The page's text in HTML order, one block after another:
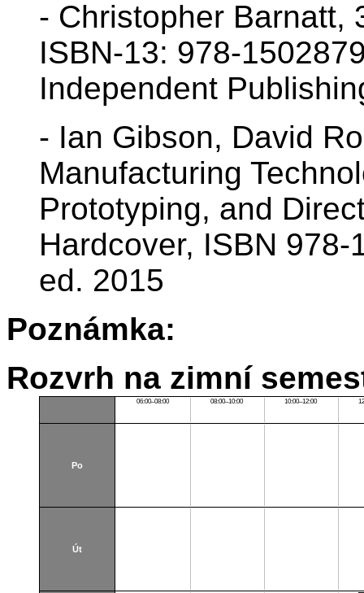
- Christopher Barnatt,
ISBN-13: 978-
Independent
- Ian Gibson, David
Manufacturing
Prototyping, and
Hardcover, ISBN
ed. 2015
Poznámka:
Rozvrh na zimní
06:00–08:00 08:00–10:00 10:00–12:00
Po
Út